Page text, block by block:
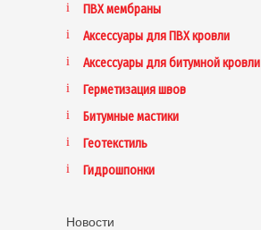
ПВХ мембраны
Аксессуары для ПВХ кровли
Аксессуары для битумной кровли
Герметизация швов
Битумные мастики
Геотекстиль
Гидрошпонки
Новости